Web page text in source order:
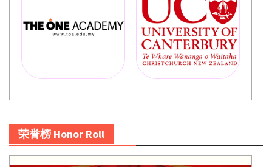
荣誉榜 Honor Roll